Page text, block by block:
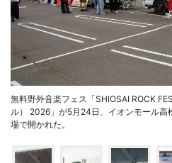
無料野外音楽フェス「SHIOSAI ROCK
ル） 2026」が5月24日、イオンモール高
場で開かれた。